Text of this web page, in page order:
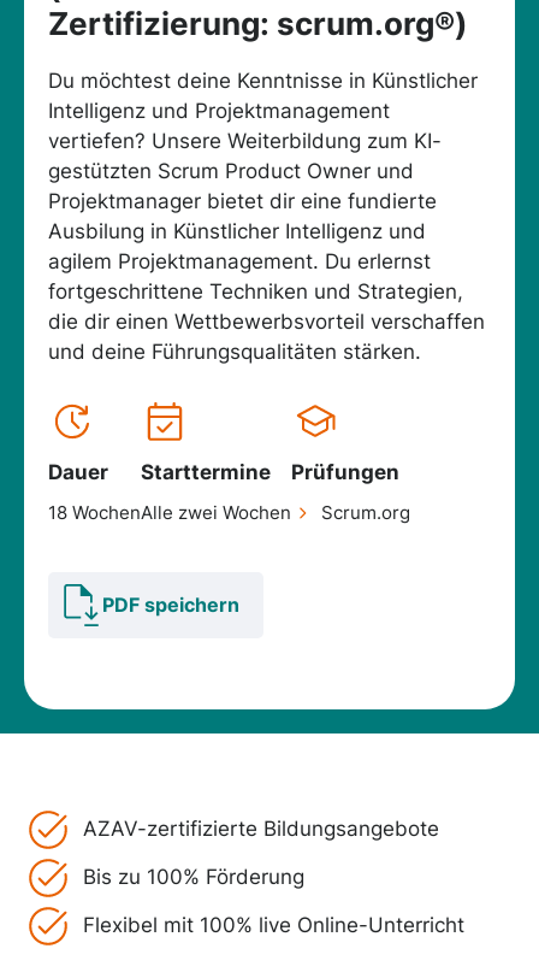
Zertifizierung: scrum.org®)
Du möchtest deine Kenntnisse in Künstlicher
Intelligenz und Projektmanagement
vertiefen? Unsere Weiterbildung zum KI-
gestützten Scrum Product Owner und
Projektmanager bietet dir eine fundierte
Ausbilung in Künstlicher Intelligenz und
agilem Projektmanagement. Du erlernst
fortgeschrittene Techniken und Strategien,
die dir einen Wettbewerbsvorteil verschaffen
und deine Führungsqualitäten stärken.
Dauer
18 Wochen
Starttermine
Alle zwei Wochen
Prüfungen
Scrum.org
PDF speichern
AZAV-zertifizierte Bildungsangebote
Bis zu 100% Förderung
Flexibel mit 100% live Online-Unterricht